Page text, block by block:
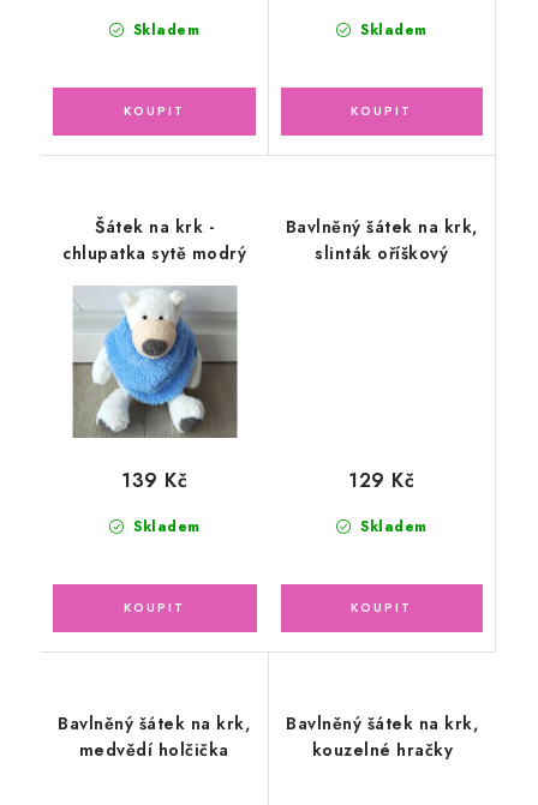
Skladem Skladem
Šátek na krk -
chlupatka sytě modrý
Skladem
139 Kč
Bavlněný šátek na krk,
slinták oříškový
Skladem
129 Kč
Bavlněný šátek na krk,
medvědí holčička
Bavlněný šátek na krk,
kouzelné hračky